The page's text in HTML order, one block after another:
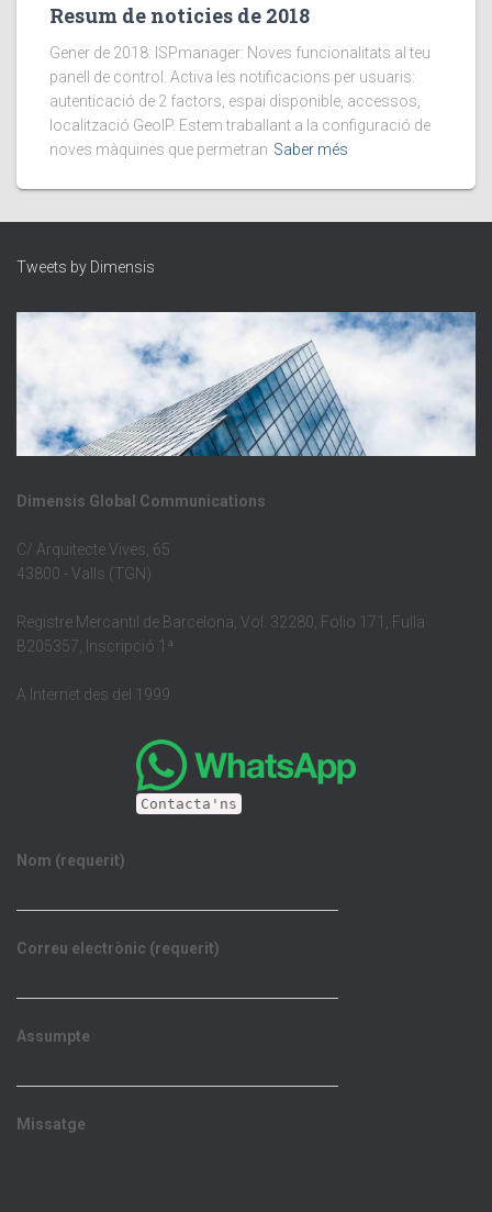
Resum de noticies de 2018
Gener de 2018: ISPmanager: Noves funcionalitats al teu
panell de control. Activa les notificacions per usuaris:
autenticació de 2 factors, espai disponible, accessos,
localització GeoIP. Estem traballant a la configuració de
noves màquines que permetran Saber més
Tweets by Dimensis
Dimensis Global Communications
C/ Arquitecte Vives, 65
43800 - Valls (TGN)
Registre Mercantil de Barcelona, Vol. 32280, Folio 171, Fulla
B205357, Inscripció 1ª
A Internet des del 1999
Contacta'ns
Nom (requerit)
Correu electrònic (requerit)
Assumpte
Missatge